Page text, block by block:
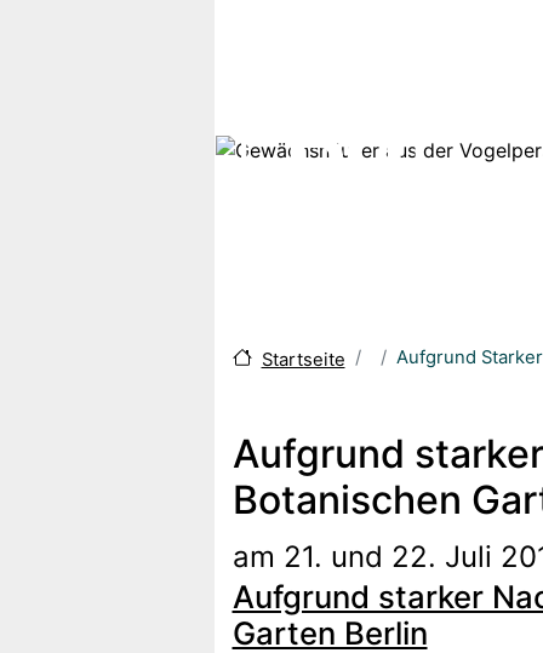
Startseite Aufgrund
Aufgrund
Botanischen
am 21. und 22. Juli
Aufgrund starker
Garten Berlin